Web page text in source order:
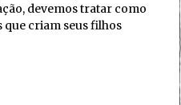
devemos tratar como
que criam seus filhos